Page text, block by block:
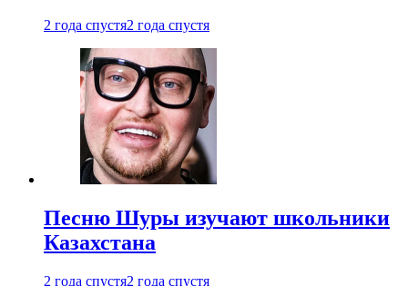
2 года спустя2 года спустя
Песню Шуры изучают школьники
Казахстана
2 года спустя2 года спустя